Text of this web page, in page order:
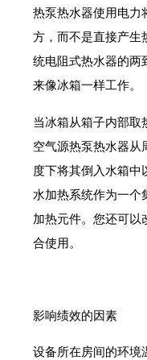
热泵热水器使用电力
方，而不是直接产生
统电阻式热水器的两
来像冰箱一样工作。
当冰箱从箱子内部取
空气源热泵热水器从
度下将其倒入水箱中
水加热系统作为一个
加热元件。您还可以
合使用。
影响绩效的因素
设备所在房间的环境